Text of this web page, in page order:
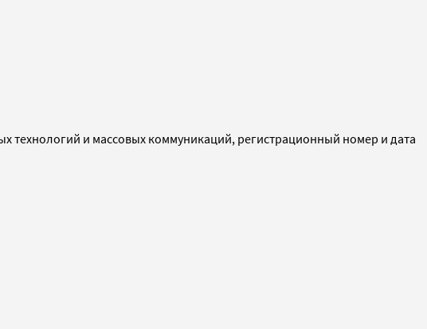
технологий и массовых коммуникаций, регистрационный номер и дата